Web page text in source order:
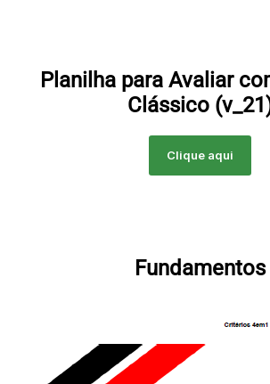
Planilha para Avaliar
Clássico
Clique aqui
Fundamentos